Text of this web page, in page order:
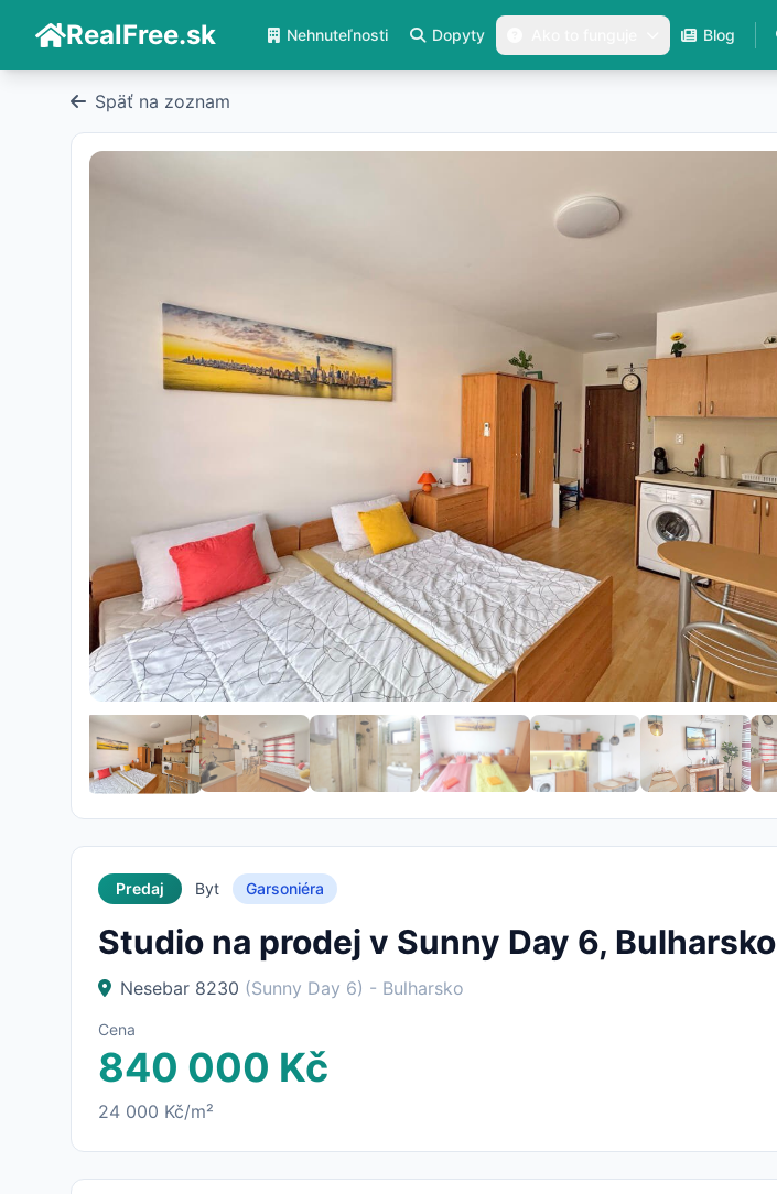
RealFree.sk Nehnuteľnosti Dopyty Blog
Späť na zoznam
Predaj Byt Garsoniéra
Studio na prodej v Sunny Day 6, Bulharsko
Nesebar 8230 (Sunny Day 6) - Bulharsko
Cena
840 000 Kč
24 000 Kč/m²